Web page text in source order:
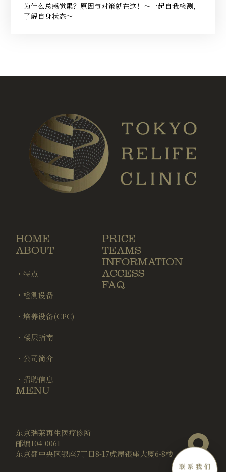
为什么总感觉累？原因与对策就在这！〜一起自我检测，
了解自身状态〜
东京瑞莱再生医疗诊所
邮编104-0061
东京都中央区银座7丁目8-17虎屋银座大厦6-8楼
HOME
ABOUT
・特点
・检测设备
・培养设备(CPC)
・楼层指南
・公司简介
・招聘信息
MENU
PRICE
TEAMS
INFORMATION
ACCESS
FAQ